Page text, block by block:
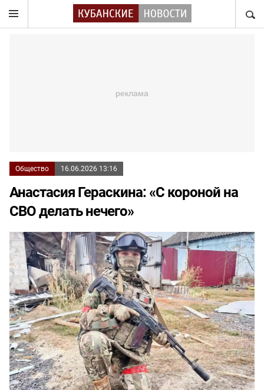
Общество 16.06.2026 13:16
Анастасия Гераскина: «С короной на
СВО делать нечего»